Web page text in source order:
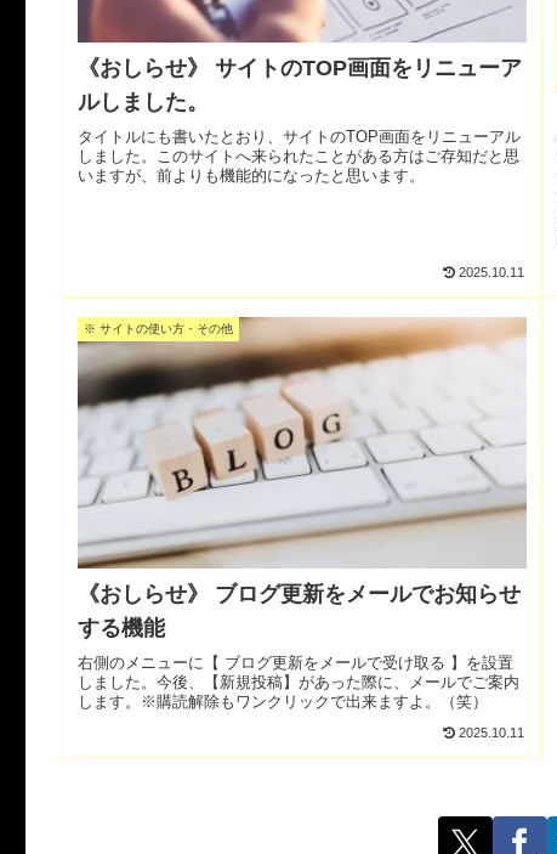
《おしらせ》 サイトのTOP画面をリニューア
ルしました。
タイトルにも書いたとおり、サイトのTOP画面をリニューアル
しました。このサイトへ来られたことがある方はご存知だと思
いますが、前よりも機能的になったと思います。
2025.10.11
※ サイトの使い方・その他
《おしらせ》 ブログ更新をメールでお知らせ
する機能
右側のメニューに【 ブログ更新をメールで受け取る 】を設置
しました。今後、【新規投稿】があった際に、メールでご案内
します。※購読解除もワンクリックで出来ますよ。（笑）
2025.10.11